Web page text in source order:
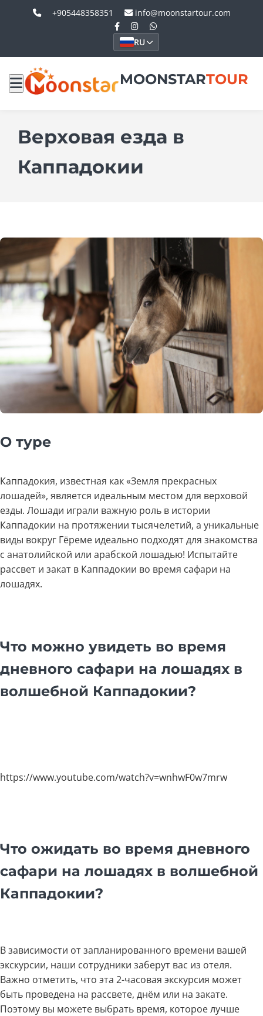
+905448358351 info@moonstartour.com
RU
MOONSTARTOUR
Верховая езда в
Каппадокии
О туре
Каппадокия, известная как «Земля прекрасных
лошадей», является идеальным местом для верховой
езды. Лошади играли важную роль в истории
Каппадокии на протяжении тысячелетий, а уникальные
виды вокруг Гёреме идеально подходят для знакомства
с анатолийской или арабской лошадью! Испытайте
рассвет и закат в Каппадокии во время сафари на
лошадях.
Что можно увидеть во время
дневного сафари на лошадях в
волшебной Каппадокии?
https://www.youtube.com/watch?v=wnhwF0w7mrw
Что ожидать во время дневного
сафари на лошадях в волшебной
Каппадокии?
В зависимости от запланированного времени вашей
экскурсии, наши сотрудники заберут вас из отеля.
Важно отметить, что эта 2-часовая экскурсия может
быть проведена на рассвете, днём или на закате.
Поэтому вы можете выбрать время, которое лучше